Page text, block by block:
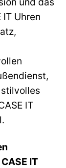
Uhren
IT
IT